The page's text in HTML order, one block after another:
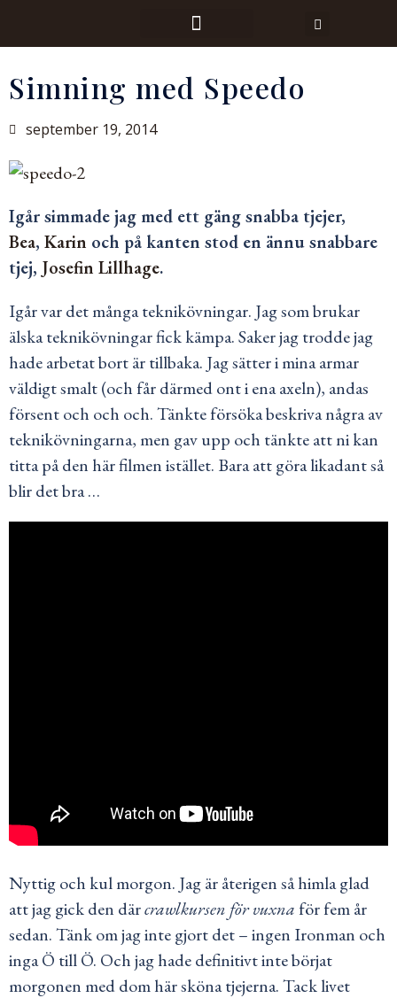
Simning med Speedo
september 19, 2014
Igår simmade jag med ett gäng snabba tjejer,
Bea, Karin och på kanten stod en ännu snabbare
tjej, Josefin Lillhage.
Igår var det många teknikövningar. Jag som brukar
älska teknikövningar fick kämpa. Saker jag trodde jag
hade arbetat bort är tillbaka. Jag sätter i mina armar
väldigt smalt (och får därmed ont i ena axeln), andas
försent och och och. Tänkte försöka beskriva några av
teknikövningarna, men gav upp och tänkte att ni kan
titta på den här filmen istället. Bara att göra likadant så
blir det bra …
Nyttig och kul morgon. Jag är återigen så himla glad
att jag gick den därcrawlkursen för vuxnaför fem år
sedan. Tänk om jag inte gjort det – ingen Ironman och
inga Ö till Ö. Och jag hade definitivt inte börjat
morgonen med dom här sköna tjejerna. Tack livet